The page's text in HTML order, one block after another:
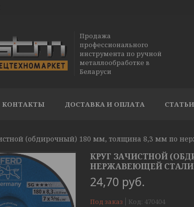
Продажа
профессионального
инструмента по ручной
металлообработке в
Беларуси
КОНТАКТЫ ДОСТАВКА И ОПЛАТА СТАТЬИ
КРУГ ЗАЧИСТНОЙ
НЕРЖАВЕЮЩЕЙ СТАЛИ E
24,70 руб.
Под заказ Код: 470404